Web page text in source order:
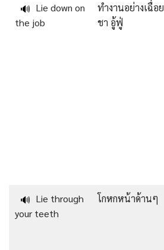
🔊 Lie down on
the job
ทำงานอย่างเฉื่อย
ชา อู้ฟู่
🔊 Lie through
your teeth
โกหกหน้าด้านๆ